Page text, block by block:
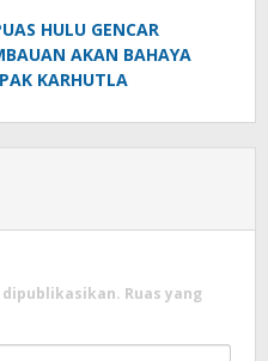
HULU GENCAR
AKAN BAHAYA
KARHUTLA
Ruas yang